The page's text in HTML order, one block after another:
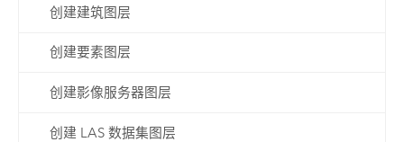
创建建筑图层
创建要素图层
创建影像服务器图层
创建 LAS 数据集图层